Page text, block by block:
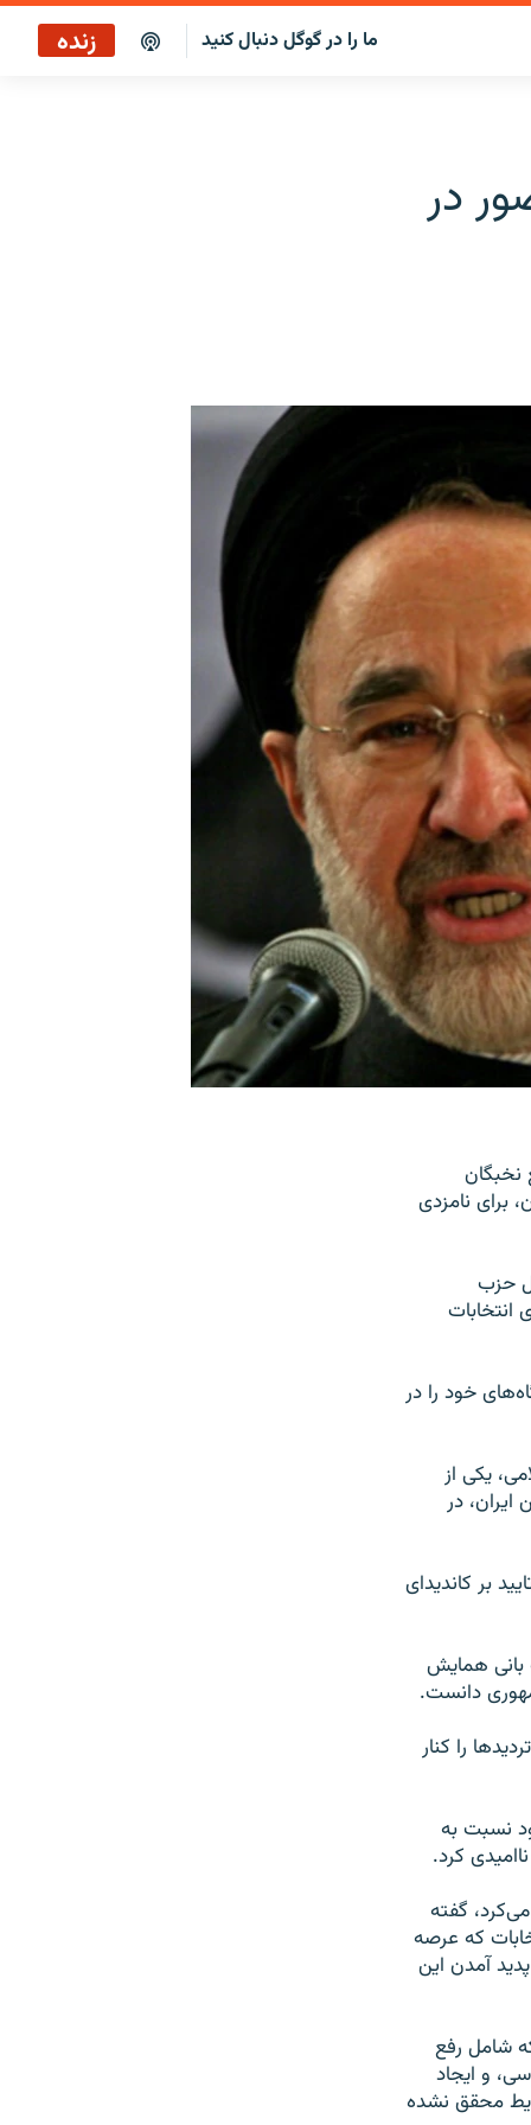
ما را در گوگل دنبال کنید زنده
در
«مجمع نخبگان
برای نامزدی
حزب
انتخابات
خود را در
یکی از
در
بر کاندیدای
بانی همایش
دانست.
را کنار
نسبت به
کرد.
گفته
که عرصه
آمدن این
شامل رفع
و ایجاد
محقق نشده